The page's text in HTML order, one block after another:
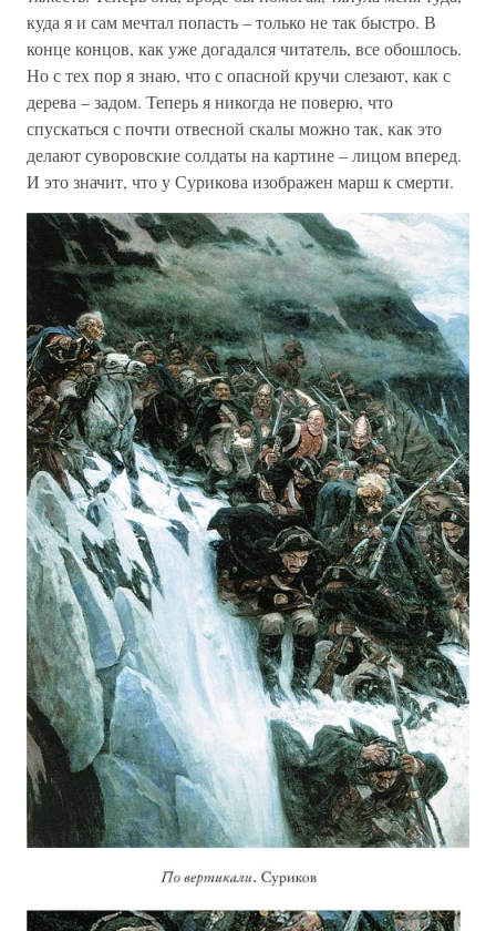
куда я и сам мечтал попасть – только не так быстро. В
конце концов, как уже догадался читатель, все обошлось.
Но с тех пор я знаю, что с опасной кручи слезают, как с
дерева – задом. Теперь я никогда не поверю, что
спускаться с почти отвесной скалы можно так, как это
делают суворовские солдаты на картине – лицом вперед.
И это значит, что у Сурикова изображен марш к смерти.